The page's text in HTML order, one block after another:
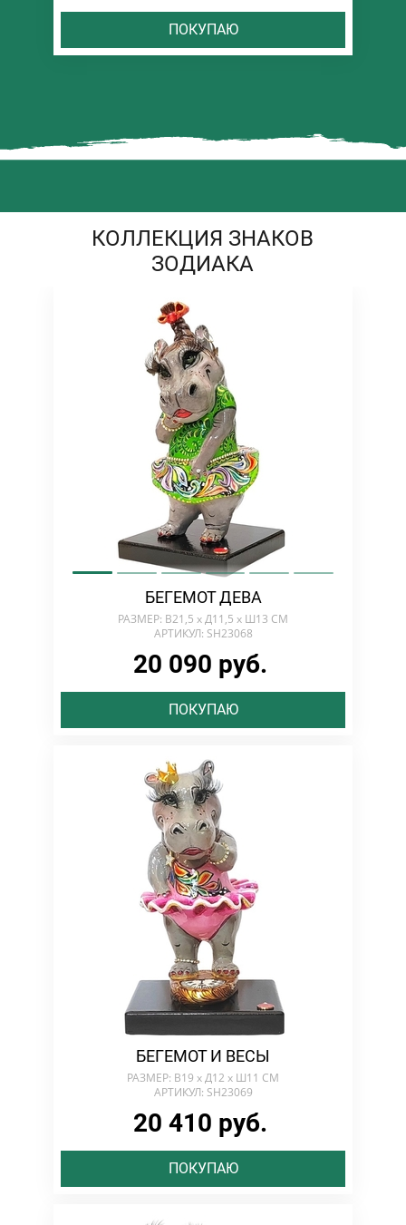
ПОКУПАЮ
КОЛЛЕКЦИЯ ЗНАКОВ
ЗОДИАКА
БЕГЕМОТ ДЕВА
РАЗМЕР: В21,5 х Д11,5 х Ш13 СМ
АРТИКУЛ: SH23068
20 090 руб.
ПОКУПАЮ
БЕГЕМОТ И ВЕСЫ
РАЗМЕР: В19 х Д12 х Ш11 СМ
АРТИКУЛ: SH23069
20 410 руб.
ПОКУПАЮ